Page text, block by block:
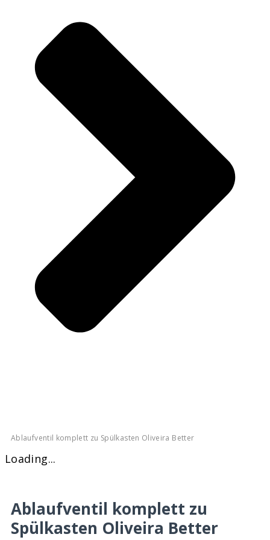
Ablaufventil komplett zu Spülkasten Oliveira Better
Loading...
Ablaufventil komplett zu
Spülkasten Oliveira Better